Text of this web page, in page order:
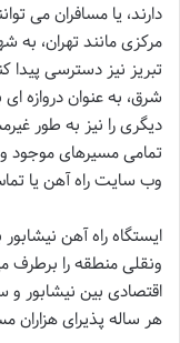
دارند، یا مسافران می
مرکزی مانند تهران، به
تبریز نیز دسترسی پیدا
شرق، به عنوان دروازه
دیگری را نیز به طور
تمامی مسیرهای موجود و
وب سایت راه آهن یا تماس با شماره
ایستگاه راه آهن
ونقلی منطقه را برطرف
اقتصادی بین نیشابور
هر ساله پذیرای